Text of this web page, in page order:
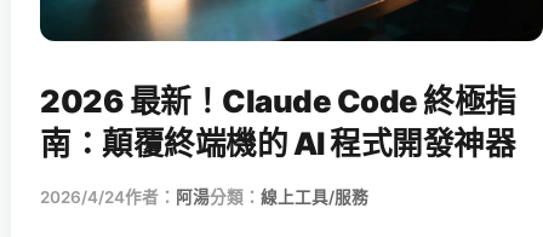
2026 最新！Claude Code 終極指
南：顛覆終端機的 AI 程式開發神器
2026/4/24作者： 阿湯分類： 線上工具/服務